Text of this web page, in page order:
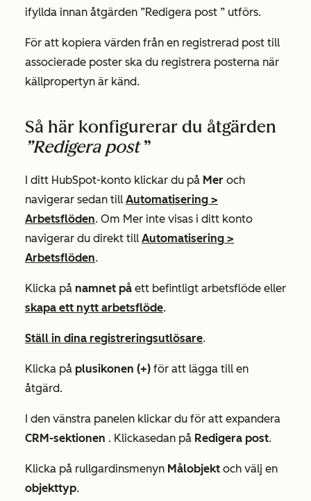
ifyllda innan åtgärden ”Redigera post ” utförs.
För att kopiera värden från en registrerad post till
associerade poster ska du registrera posterna när
källpropertyn är känd.
Så här konfigurerar du åtgärden
”Redigera post”
I ditt HubSpot-konto klickar du på Mer och
navigerar sedan till Automatisering >
Arbetsflöden. Om Mer inte visas i ditt konto
navigerar du direkt till Automatisering >
Arbetsflöden.
Klicka på namnet på ett befintligt arbetsflöde eller
skapa ett nytt arbetsflöde.
Ställ in dina registreringsutlösare.
Klicka på plusikonen (+) för att lägga till en
åtgärd.
I den vänstra panelen klickar du för att expandera
CRM-sektionen . Klickasedan på Redigera post.
Klicka på rullgardinsmenyn Målobjekt och välj en
objekttyp.